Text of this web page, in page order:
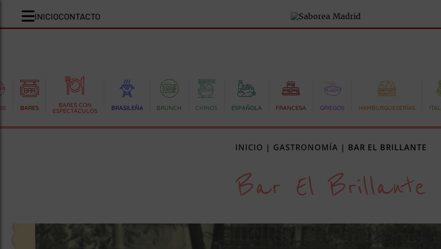
INICIOCONTACTO
BARES
BARES CON
ESPECTÁCULOS
BRASILEÑA BRUNCH CHINOS ESPAÑOLA FRANCESA GRIEGOS HAMBURGUESERÍAS
INICIO | GASTRONOMÍA | BAR EL BRILLANTE
Bar El Brillante